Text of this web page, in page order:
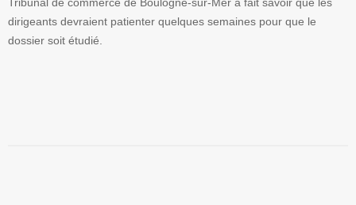
Tribunal de commerce de Boulogne-sur-Mer a fait savoir que les
dirigeants devraient patienter quelques semaines pour que le
dossier soit étudié.